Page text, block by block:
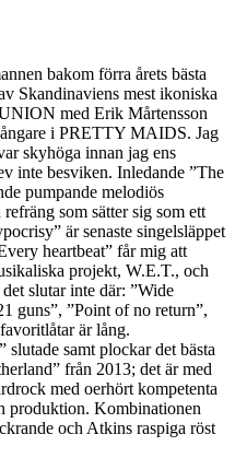
bakom förra årets bästa
Skandinaviens mest ikoniska
med Erik Mårtensson
i PRETTY MAIDS. Jag
skyhöga innan jag ens
inte besviken. Inledande ”The
pumpande melodiös
som sätter sig som ett
är senaste singelsläppet
heartbeat” får mig att
projekt, W.E.T., och
slutar inte där: ”Wide
guns”, ”Point of no return”,
är lång.
samt plockar det bästa
från 2013; det är med
med oerhört kompetenta
produktion. Kombinationen
och Atkins raspiga röst